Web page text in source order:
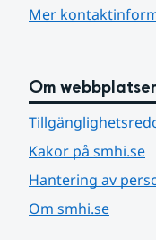
Mer
Om
Kakor på smhi.se
Hantering av
Om smhi.se